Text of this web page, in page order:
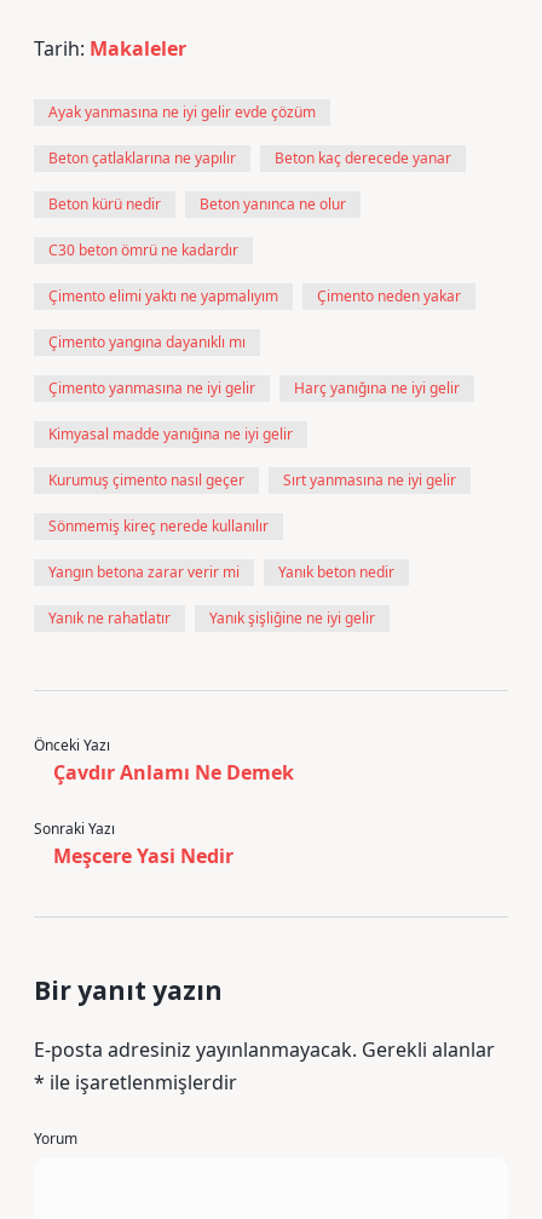
Tarih: Makaleler
Ayak yanmasına ne iyi gelir evde çözüm
Beton çatlaklarına ne yapılır Beton kaç derecede yanar
Beton kürü nedir Beton yanınca ne olur
C30 beton ömrü ne kadardır
Çimento elimi yaktı ne yapmalıyım Çimento neden yakar
Çimento yangına dayanıklı mı
Çimento yanmasına ne iyi gelir Harç yanığına ne iyi gelir
Kimyasal madde yanığına ne iyi gelir
Kurumuş çimento nasıl geçer Sırt yanmasına ne iyi gelir
Sönmemiş kireç nerede kullanılır
Yangın betona zarar verir mi Yanık beton nedir
Yanık ne rahatlatır Yanık şişliğine ne iyi gelir
Önceki Yazı
Çavdır Anlamı Ne Demek
Sonraki Yazı
Meşcere Yasi Nedir
Bir yanıt yazın
E-posta adresiniz yayınlanmayacak. Gerekli alanlar
* ile işaretlenmişlerdir
Yorum